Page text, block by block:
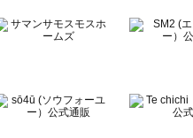
ー）の一覧